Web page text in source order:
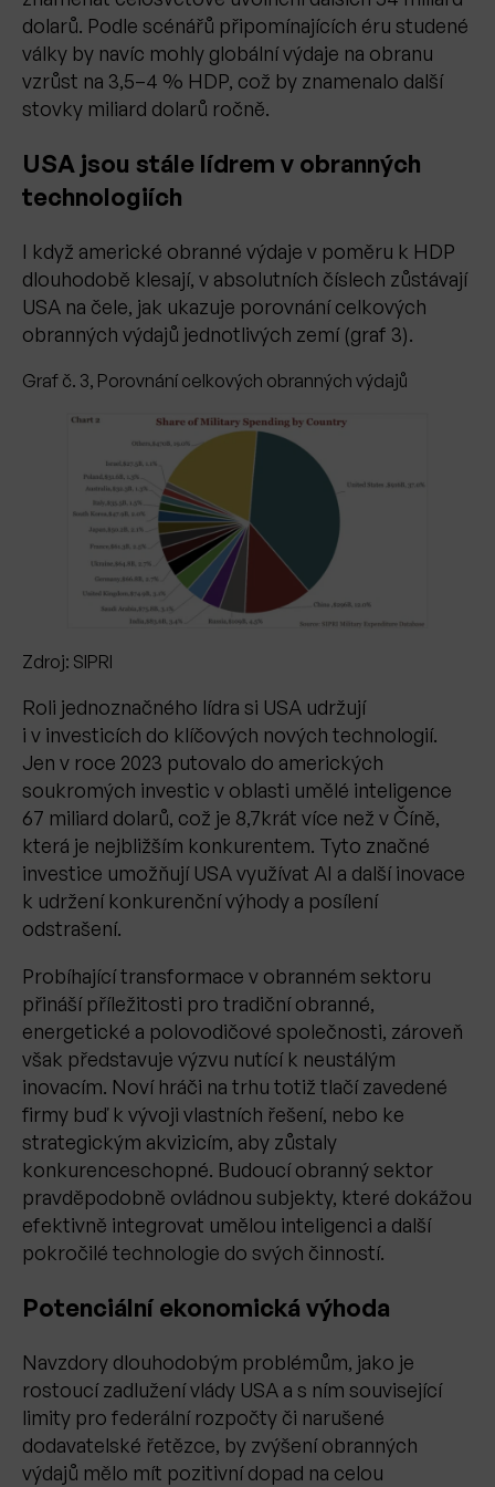
dolarů. Podle scénářů připomínajících éru studené
války by navíc mohly globální výdaje na obranu
vzrůst na 3,5–4 % HDP, což by znamenalo další
stovky miliard dolarů ročně.
USA jsou stále lídrem v obranných
technologiích
I když americké obranné výdaje v poměru k HDP
dlouhodobě klesají, v absolutních číslech zůstávají
USA na čele, jak ukazuje porovnání celkových
obranných výdajů jednotlivých zemí (graf 3).
Graf č. 3, Porovnání celkových obranných výdajů
Zdroj: SIPRI
Roli jednoznačného lídra si USA udržují
i v investicích do klíčových nových technologií.
Jen v roce 2023 putovalo do amerických
soukromých investic v oblasti umělé inteligence
67 miliard dolarů, což je 8,7krát více než v Číně,
která je nejbližším konkurentem. Tyto značné
investice umožňují USA využívat AI a další inovace
k udržení konkurenční výhody a posílení
odstrašení.
Probíhající transformace v obranném sektoru
přináší příležitosti pro tradiční obranné,
energetické a polovodičové společnosti, zároveň
však představuje výzvu nutící k neustálým
inovacím. Noví hráči na trhu totiž tlačí zavedené
firmy buď k vývoji vlastních řešení, nebo ke
strategickým akvizicím, aby zůstaly
konkurenceschopné. Budoucí obranný sektor
pravděpodobně ovládnou subjekty, které dokážou
efektivně integrovat umělou inteligenci a další
pokročilé technologie do svých činností.
Potenciální ekonomická výhoda
Navzdory dlouhodobým problémům, jako je
rostoucí zadlužení vlády USA a s ním související
limity pro federální rozpočty či narušené
dodavatelské řetězce, by zvýšení obranných
výdajů mělo mít pozitivní dopad na celou